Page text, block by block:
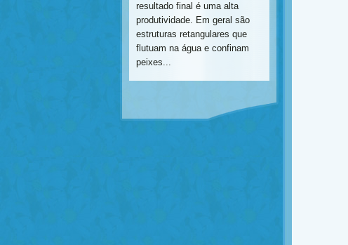
resultado final é uma alta
produtividade. Em geral são
estruturas retangulares que
flutuam na água e confinam
peixes...